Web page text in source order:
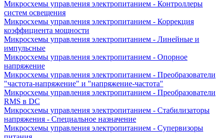
Микросхемы управления электропитанием - Контроллеры
систем освещения
Микросхемы управления электропитанием - Коррекция
коэффициента мощности
Микросхемы управления электропитанием - Линейные и
импульсные
Микросхемы управления электропитанием - Опорное
напряжение
Микросхемы управления электропитанием - Преобразователи
"частота-напряжение" и "напряжение-частота"
Микросхемы управления электропитанием - Преобразователи
RMS в DC
Микросхемы управления электропитанием - Стабилизаторы
напряжения - Специальное назначение
Микросхемы управления электропитанием - Супервизоры